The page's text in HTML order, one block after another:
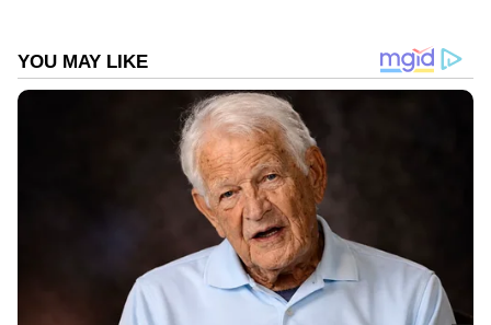
ABOUT THE AUTHOR
WD Web Desk
ക്രൈം വാർത്തകൾ